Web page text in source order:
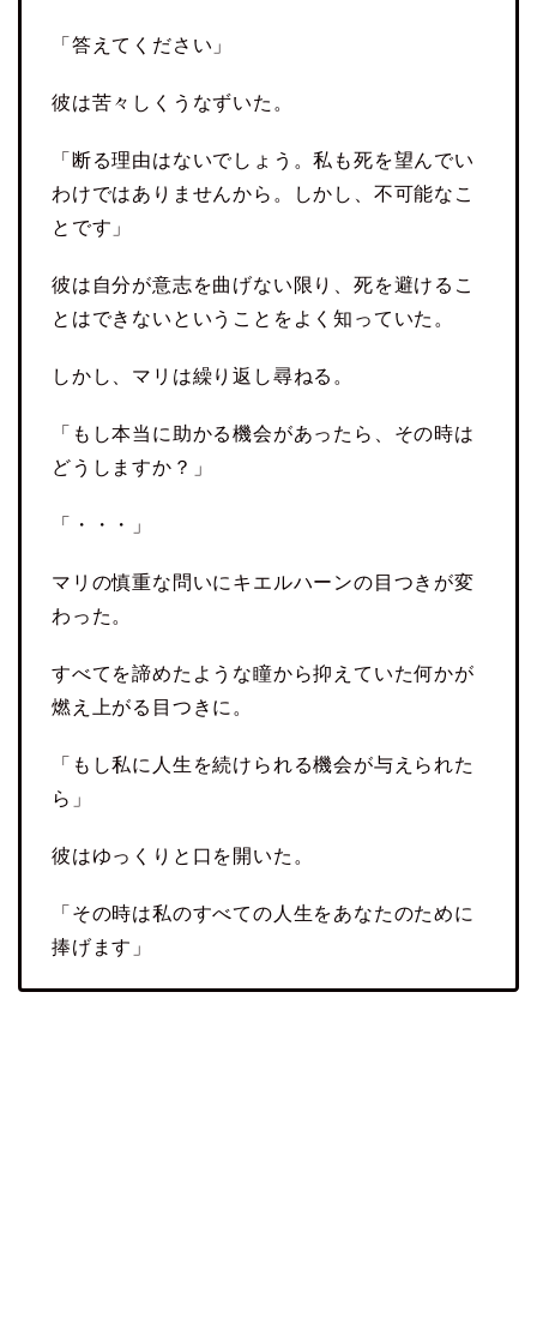
「答えてください」
彼は苦々しくうなずいた。
「断る理由はないでしょう。私も死を望んでい
わけではありませんから。しかし、不可能なこ
とです」
彼は自分が意志を曲げない限り、死を避けるこ
とはできないということをよく知っていた。
しかし、マリは繰り返し尋ねる。
「もし本当に助かる機会があったら、その時は
どうしますか？」
「・・・」
マリの慎重な問いにキエルハーンの目つきが変
わった。
すべてを諦めたような瞳から抑えていた何かが
燃え上がる目つきに。
「もし私に人生を続けられる機会が与えられた
ら」
彼はゆっくりと口を開いた。
「その時は私のすべての人生をあなたのために
捧げます」